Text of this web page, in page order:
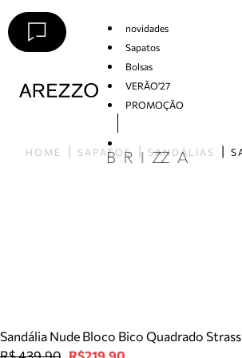
novidades
Sapatos
Bolsas
VERÃO'27
PROMOÇÃO
HOME SAPATOS SANDÁLIAS
Sandália Nude Bloco Bico Quadrado Strass